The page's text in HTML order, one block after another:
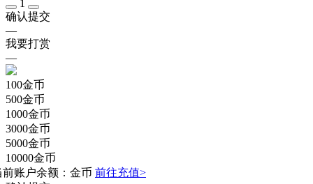
1
确认提交
—
我要打赏
—
100金币
500金币
1000金币
3000金币
5000金币
10000金币
前账户余额： 金币 前往充值>